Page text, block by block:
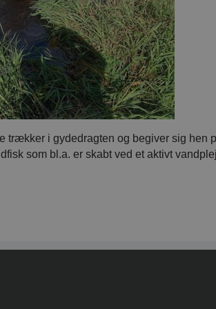
trækker i gydedragten og begiver sig hen
som bl.a. er skabt ved et aktivt